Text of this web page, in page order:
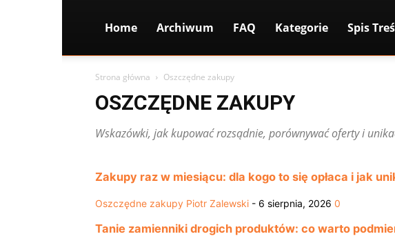
Home Archiwum FAQ Kategorie Spis
Strona główna Oszczędne zakupy
OSZCZĘDNE ZAKUPY
Wskazówki, jak kupować rozsądnie, porównywać oferty i
Zakupy raz w miesiącu: dla kogo to się opłaca i jak
Oszczędne zakupy Piotr Zalewski - 6 sierpnia, 2026 0
Tanie zamienniki drogich produktów: co warto